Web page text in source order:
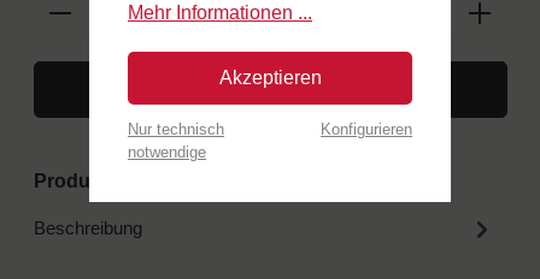
In den Warenkorb
Produktnummer:
Beschreibung
Mehr Informationen ...
Akzeptieren
Nur technisch
notwendige
Konfigurieren